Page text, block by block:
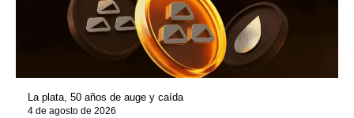
La plata, 50 años de auge y caída
4 de agosto de 2026